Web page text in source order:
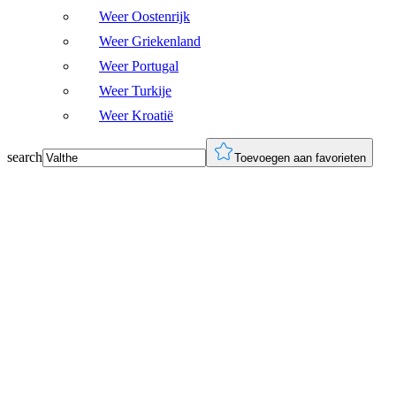
Weer Oostenrijk
Weer Griekenland
Weer Portugal
Weer Turkije
Weer Kroatië
search Toevoegen aan favorieten